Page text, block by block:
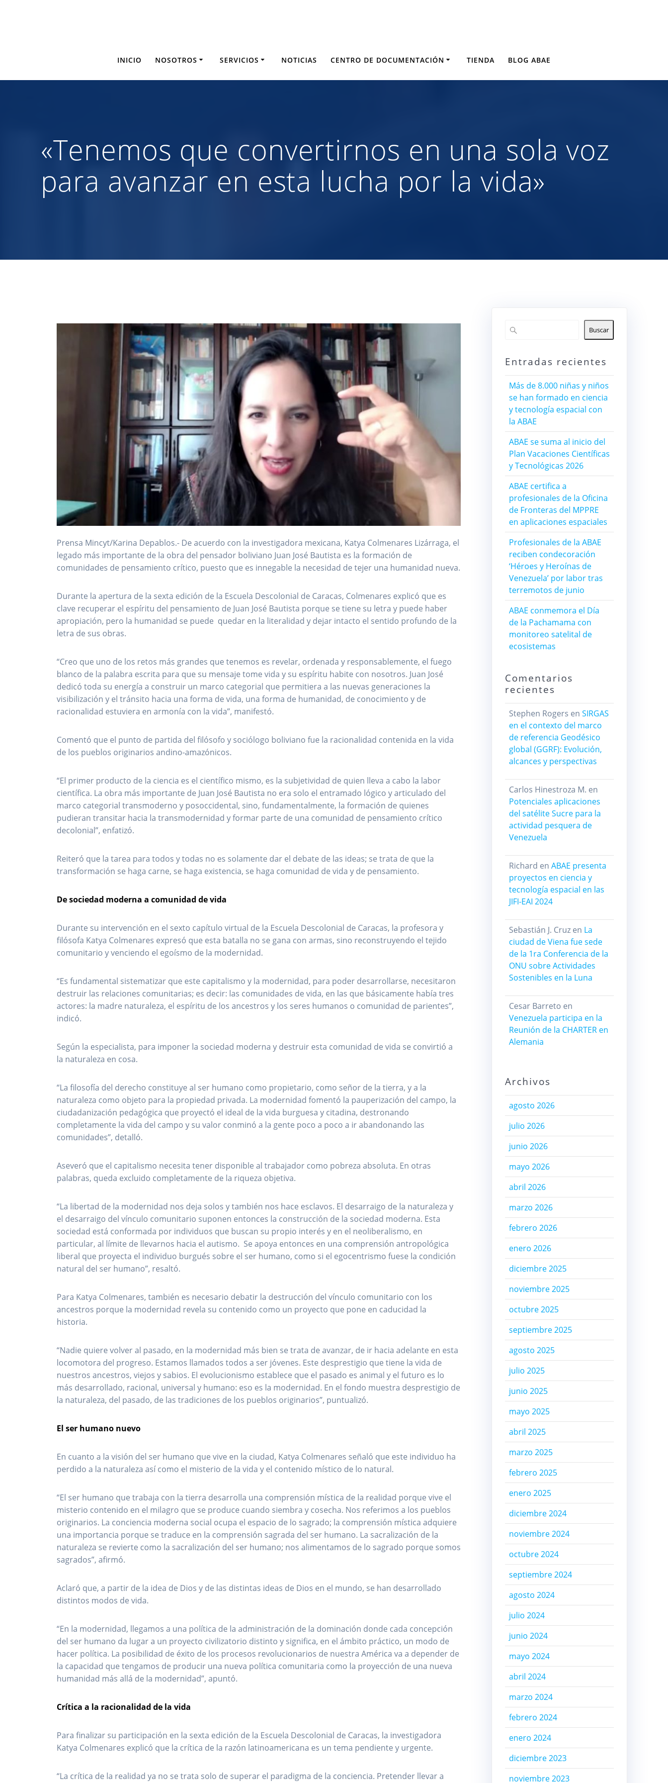
INICIO NOSOTROS SERVICIOS NOTICIAS CENTRO DE DOCUMENTACIÓN TIENDA BLOG ABAE
«Tenemos que convertirnos en una sola voz
para avanzar en esta lucha por la vida»
Prensa Mincyt/Karina Depablos.- De acuerdo con la investigadora mexicana, Katya Colmenares Lizárraga, el
legado más importante de la obra del pensador boliviano Juan José Bautista es la formación de
comunidades de pensamiento crítico, puesto que es innegable la necesidad de tejer una humanidad nueva.
Durante la apertura de la sexta edición de la Escuela Descolonial de Caracas, Colmenares explicó que es
clave recuperar el espíritu del pensamiento de Juan José Bautista porque se tiene su letra y puede haber
apropiación, pero la humanidad se puede quedar en la literalidad y dejar intacto el sentido profundo de la
letra de sus obras.
“Creo que uno de los retos más grandes que tenemos es revelar, ordenada y responsablemente, el fuego
blanco de la palabra escrita para que su mensaje tome vida y su espíritu habite con nosotros. Juan José
dedicó toda su energía a construir un marco categorial que permitiera a las nuevas generaciones la
visibilización y el tránsito hacia una forma de vida, una forma de humanidad, de conocimiento y de
racionalidad estuviera en armonía con la vida”, manifestó.
Comentó que el punto de partida del filósofo y sociólogo boliviano fue la racionalidad contenida en la vida
de los pueblos originarios andino-amazónicos.
“El primer producto de la ciencia es el científico mismo, es la subjetividad de quien lleva a cabo la labor
científica. La obra más importante de Juan José Bautista no era solo el entramado lógico y articulado del
marco categorial transmoderno y posoccidental, sino, fundamentalmente, la formación de quienes
pudieran transitar hacia la transmodernidad y formar parte de una comunidad de pensamiento crítico
decolonial”, enfatizó.
Reiteró que la tarea para todos y todas no es solamente dar el debate de las ideas; se trata de que la
transformación se haga carne, se haga existencia, se haga comunidad de vida y de pensamiento.
De sociedad moderna a comunidad de vida
Durante su intervención en el sexto capítulo virtual de la Escuela Descolonial de Caracas, la profesora y
filósofa Katya Colmenares expresó que esta batalla no se gana con armas, sino reconstruyendo el tejido
comunitario y venciendo el egoísmo de la modernidad.
“Es fundamental sistematizar que este capitalismo y la modernidad, para poder desarrollarse, necesitaron
destruir las relaciones comunitarias; es decir: las comunidades de vida, en las que básicamente había tres
actores: la madre naturaleza, el espíritu de los ancestros y los seres humanos o comunidad de parientes”,
indicó.
Según la especialista, para imponer la sociedad moderna y destruir esta comunidad de vida se convirtió a
la naturaleza en cosa.
“La filosofía del derecho constituye al ser humano como propietario, como señor de la tierra, y a la
naturaleza como objeto para la propiedad privada. La modernidad fomentó la pauperización del campo, la
ciudadanización pedagógica que proyectó el ideal de la vida burguesa y citadina, destronando
completamente la vida del campo y su valor conminó a la gente poco a poco a ir abandonando las
comunidades”, detalló.
Aseveró que el capitalismo necesita tener disponible al trabajador como pobreza absoluta. En otras
palabras, queda excluido completamente de la riqueza objetiva.
“La libertad de la modernidad nos deja solos y también nos hace esclavos. El desarraigo de la naturaleza y
el desarraigo del vínculo comunitario suponen entonces la construcción de la sociedad moderna. Esta
sociedad está conformada por individuos que buscan su propio interés y en el neoliberalismo, en
particular, al límite de llevarnos hacia el autismo. Se apoya entonces en una comprensión antropológica
liberal que proyecta el individuo burgués sobre el ser humano, como si el egocentrismo fuese la condición
natural del ser humano”, resaltó.
Para Katya Colmenares, también es necesario debatir la destrucción del vínculo comunitario con los
ancestros porque la modernidad revela su contenido como un proyecto que pone en caducidad la
historia.
“Nadie quiere volver al pasado, en la modernidad más bien se trata de avanzar, de ir hacia adelante en esta
locomotora del progreso. Estamos llamados todos a ser jóvenes. Este desprestigio que tiene la vida de
nuestros ancestros, viejos y sabios. El evolucionismo establece que el pasado es animal y el futuro es lo
más desarrollado, racional, universal y humano: eso es la modernidad. En el fondo muestra desprestigio de
la naturaleza, del pasado, de las tradiciones de los pueblos originarios”, puntualizó.
El ser humano nuevo
En cuanto a la visión del ser humano que vive en la ciudad, Katya Colmenares señaló que este individuo ha
perdido a la naturaleza así como el misterio de la vida y el contenido místico de lo natural.
“El ser humano que trabaja con la tierra desarrolla una comprensión mística de la realidad porque vive el
misterio contenido en el milagro que se produce cuando siembra y cosecha. Nos referimos a los pueblos
originarios. La conciencia moderna social ocupa el espacio de lo sagrado; la comprensión mística adquiere
una importancia porque se traduce en la comprensión sagrada del ser humano. La sacralización de la
naturaleza se revierte como la sacralización del ser humano; nos alimentamos de lo sagrado porque somos
sagrados”, afirmó.
Aclaró que, a partir de la idea de Dios y de las distintas ideas de Dios en el mundo, se han desarrollado
distintos modos de vida.
“En la modernidad, llegamos a una política de la administración de la dominación donde cada concepción
del ser humano da lugar a un proyecto civilizatorio distinto y significa, en el ámbito práctico, un modo de
hacer política. La posibilidad de éxito de los procesos revolucionarios de nuestra América va a depender de
la capacidad que tengamos de producir una nueva política comunitaria como la proyección de una nueva
humanidad más allá de la modernidad”, apuntó.
Crítica a la racionalidad de la vida
Para finalizar su participación en la sexta edición de la Escuela Descolonial de Caracas, la investigadora
Katya Colmenares explicó que la crítica de la razón latinoamericana es un tema pendiente y urgente.
“La crítica de la realidad ya no se trata solo de superar el paradigma de la conciencia. Pretender llevar a
Buscar
Entradas recientes
Más de 8.000 niñas y niños
se han formado en ciencia
y tecnología espacial con
la ABAE
ABAE se suma al inicio del
Plan Vacaciones Científicas
y Tecnológicas 2026
ABAE certifica a
profesionales de la Oficina
de Fronteras del MPPRE
en aplicaciones espaciales
Profesionales de la ABAE
reciben condecoración
‘Héroes y Heroínas de
Venezuela’ por labor tras
terremotos de junio
ABAE conmemora el Día
de la Pachamama con
monitoreo satelital de
ecosistemas
Comentarios
recientes
Stephen Rogers en SIRGAS
en el contexto del marco
de referencia Geodésico
global (GGRF): Evolución,
alcances y perspectivas
Carlos Hinestroza M. en
Potenciales aplicaciones
del satélite Sucre para la
actividad pesquera de
Venezuela
Richard en ABAE presenta
proyectos en ciencia y
tecnología espacial en las
JIFI-EAI 2024
Sebastián J. Cruzen La
ciudad de Viena fue sede
de la 1ra Conferencia de la
ONU sobre Actividades
Sostenibles en la Luna
Cesar Barreto en
Venezuela participa en la
Reunión de la CHARTER en
Alemania
Archivos
agosto 2026
julio 2026
junio 2026
mayo 2026
abril 2026
marzo 2026
febrero 2026
enero 2026
diciembre 2025
noviembre 2025
octubre 2025
septiembre 2025
agosto 2025
julio 2025
junio 2025
mayo 2025
abril 2025
marzo 2025
febrero 2025
enero 2025
diciembre 2024
noviembre 2024
octubre 2024
septiembre 2024
agosto 2024
julio 2024
junio 2024
mayo 2024
abril 2024
marzo 2024
febrero 2024
enero 2024
diciembre 2023
noviembre 2023